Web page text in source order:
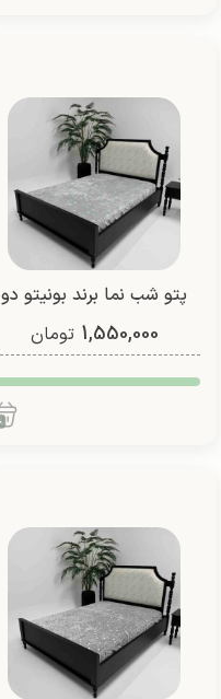
پتو شب نما برند بونیتو دو
نفره (طرح 3)
1,550,000 تومان